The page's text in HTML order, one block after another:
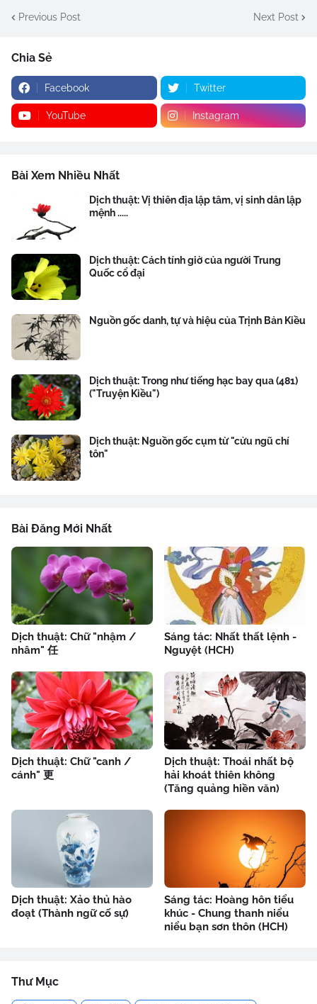
Previous Post Next Post
Chia Sẻ
Facebook Twitter
YouTube Instagram
Bài Xem Nhiều Nhất
Dịch thuật: Vị thiên địa lập tâm, vị sinh dân lập
mệnh .....
Dịch thuật: Cách tính giờ của người Trung
Quốc cổ đại
Nguồn gốc danh, tự và hiệu của Trịnh Bản Kiều
Dịch thuật: Trong như tiếng hạc bay qua (481)
("Truyện Kiều")
Dịch thuật: Nguồn gốc cụm từ "cửu ngũ chí
tôn"
Bài Đăng Mới Nhất
Dịch thuật: Chữ "nhậm /
nhâm" 任
Sáng tác: Nhất thất lệnh -
Nguyệt (HCH)
Dịch thuật: Chữ "canh /
cánh" 更
Dịch thuật: Thoái nhất bộ
hải khoát thiên không
(Tăng quảng hiền văn)
Dịch thuật: Xảo thủ hào
đoạt (Thành ngữ cố sự)
Sáng tác: Hoàng hôn tiểu
khúc - Chung thanh niểu
niểu bạn sơn thôn (HCH)
Thư Mục